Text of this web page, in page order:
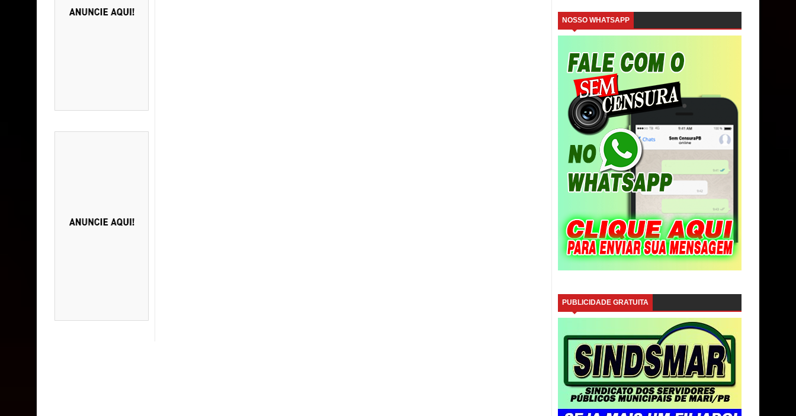
NOSSO WHATSAPP
PUBLICIDADE GRATUITA